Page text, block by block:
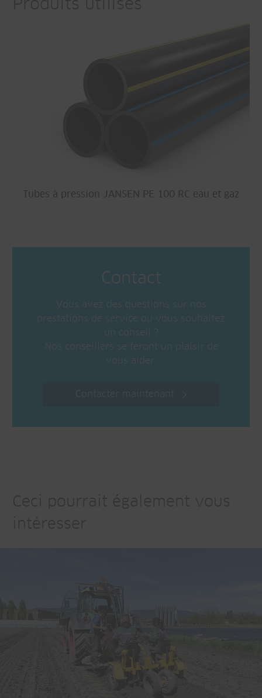
Tubes à pression JANSEN PE 100 RC eau et gaz
Contact
Vous avez des questions sur nos
prestations de service ou vous souhaitez
un conseil ?
Nos conseillers se feront un plaisir de
vous aider.
Contacter maintenant